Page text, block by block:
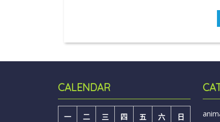
CALENDAR
一 二 三 四 五 六 日